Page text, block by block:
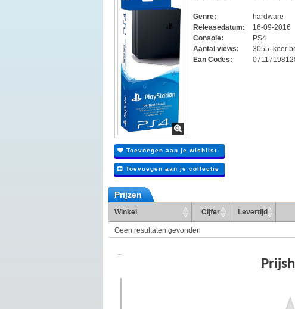
Genre:
hardware
Releasedatum:
16-09-2016
Console:
PS4
Aantal views:
3055 keer
Ean Codes:
Toevoegen aan je wishlist
Toevoegen aan je collectie
Prijzen
Winkel
Cijfer Levertijd
Geen resultaten gevonden